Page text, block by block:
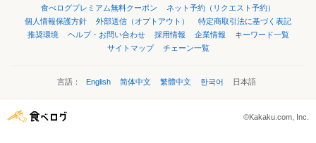
食べログプレミアム無料クーポン
ネット予約（リクエスト予約）
個人情報保護方針
外部送信（オプトアウト）
特定商取引法に基づく表記
推奨環境
ヘルプ・お問い合わせ 採用情報 企業情報
キーワード一覧
サイトマップ
チェーン一覧
言語： English 简体中文 繁體中文 한국어 日本語
©Kakaku.com, Inc.